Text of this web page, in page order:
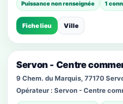
Puissance non renseignée 1
Fiche lieu Ville
Servon - Centre
9 Chem. du Marquis, 77170
Opérateur : Servon - Centre